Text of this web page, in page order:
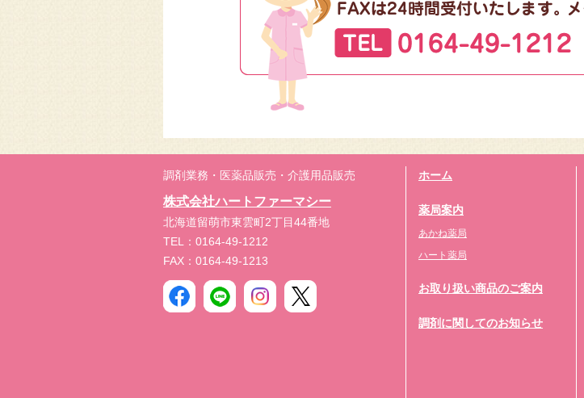
ホーム
薬局案内
あかね薬局
ハート薬局
お取り扱い商品のご案内
調剤に関してのお知らせ
調剤業務・医薬品販売・介護用品販売
株式会社ハートファーマシー
北海道留萌市東雲町2丁目44番地
TEL：0164-49-1212
FAX：0164-49-1213